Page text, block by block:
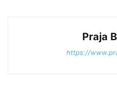
Praja
https://